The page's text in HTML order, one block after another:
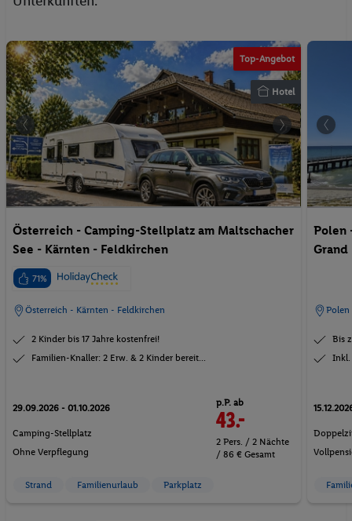
Top-Angebot
Hotel
Österreich - Camping-Stellplatz am Maltschacher
See - Kärnten - Feldkirchen
71%
Österreich - Kärnten - Feldkirchen
2 Kinder bis 17 Jahre kostenfrei!
Familien-Knaller: 2 Erw. & 2 Kinder bereit...
29.09.2026 - 01.10.2026
Camping-Stellplatz
Ohne Verpflegung
p.P. ab
43.-
2 Pers. / 2 Nächte
/ 86 € Gesamt
Strand Familienurlaub Parkplatz
Polen
Grand
Polen
Bis
Inkl.